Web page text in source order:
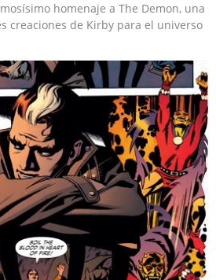
homenaje a The Demon, una
creaciones de Kirby para el universo